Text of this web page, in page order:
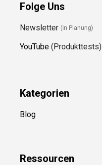
Folge Uns
Newsletter (in Planung)
YouTube (Produkttests)
Kategorien
Blog
Ressourcen